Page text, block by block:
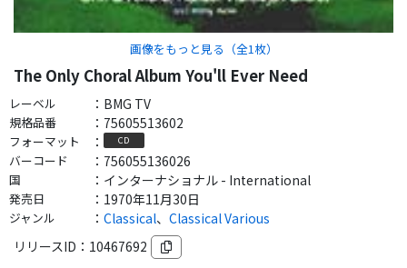
画像をもっと見る（全1 枚）
The Only Choral Album You'll Ever Need
レーベル ： BMG TV
規格品番 ： 75605513602
フォーマット ： CD
バーコード ： 756055136026
国 ： インターナショナル - International
発売日 ： 1970年11月30日
ジャンル ： Classical、 Classical Various
リリースID： 10467692